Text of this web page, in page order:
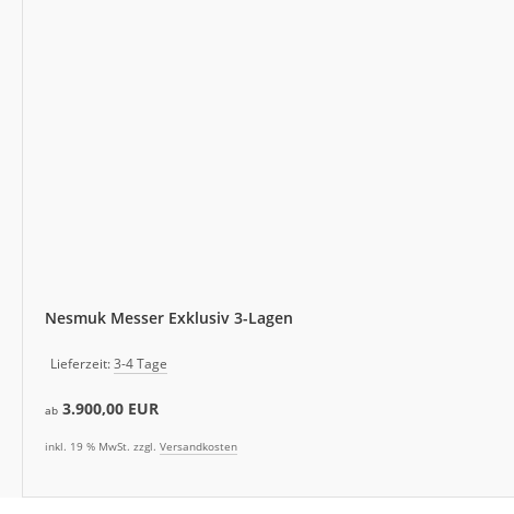
Nesmuk Messer Exklusiv 3-Lagen
Lieferzeit:3-4 Tage
ab 3.900,00 EUR
inkl. 19 % MwSt. zzgl. Versandkosten